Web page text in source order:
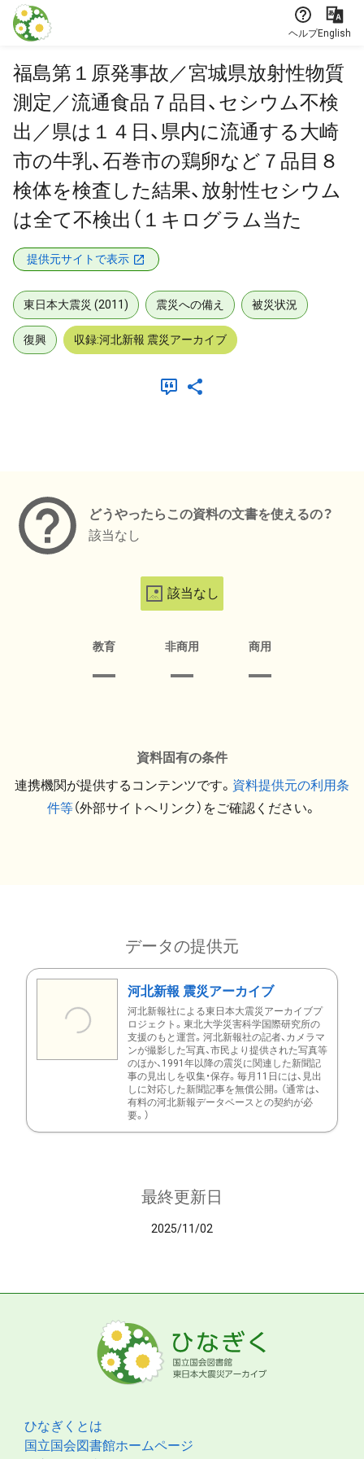
本文に飛ぶ
ヘルプEnglish
福島第１原発事故／宮城県放射性物質
測定／流通食品７品目、セシウム不検
出／県は１４日、県内に流通する大崎
市の牛乳、石巻市の鶏卵など７品目８
検体を検査した結果、放射性セシウム
は全て不検出（１キログラム当た
提供元サイトで表示
東日本大震災 (2011) 震災への備え 被災状況
復興 収録:河北新報 震災アーカイブ
どうやったらこの資料の文書を使えるの？
該当なし
該当なし
教育 非商用 商用
資料固有の条件
連携機関が提供するコンテンツです。 資料提供元の利用条
件等（外部サイトへリンク）をご確認ください。
データの提供元
河北新報 震災アーカイブ
河北新報社による東日本大震災アーカイブプ
ロジェクト。東北大学災害科学国際研究所の
支援のもと運営。河北新報社の記者、カメラマ
ンが撮影した写真、市民より提供された写真等
のほか、1991年以降の震災に関連した新聞記
事の見出しを収集・保存。毎月11日には、見出
しに対応した新聞記事を無償公開。（通常は、
有料の河北新報データベースとの契約が必
要。）
最終更新日
2025/11/02
ひなぎくとは
国立国会図書館ホームページ